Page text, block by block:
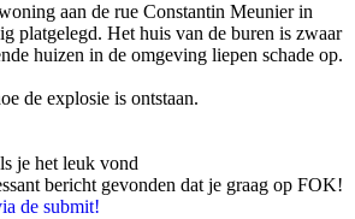
aan de rue Constantin Meunier in
platgelegd. Het huis van de buren is zwaar
huizen in de omgeving liepen schade op.
de explosie is ontstaan.
je het leuk vond
bericht gevonden dat je graag op FOK!
de submit!